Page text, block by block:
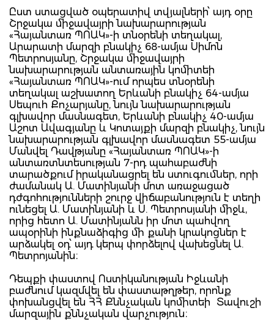
Ըստ ստացված օպերատիվ տվյալների՝ այդ օրը
Շրջակա միջավայրի նախարարության
«Հայանտառ ՊՈԱԿ»-ի տնօրենի տեղակալ,
Արարատի մարզի բնակիչ 68-ամյա Սիմոն
Պետրոսյանը, Շրջակա միջավայրի
նախարարության անտառային կոմիտեի
«Հայանտառ ՊՈԱԿ»-ում որպես տնօրենի
տեղակալ աշխատող Երևանի բնակիչ 64-ամյա
Սեպուհ Քոչարյանը, նույն նախարարության
գլխավոր մասնագետ, Երևանի բնակիչ 40-ամյա
Աշոտ Ավագյանը և Կոտայքի մարզի բնակիչ, նույն
նախարարության գլխավոր մասնագետ 55-ամյա
Մանվել Դավթյանը «Հայանտառ ՊՈԱԿ»-ի
անտառտնտեսության 7-րդ պահաբաժնի
տարածքում իրականացրել են ստուգումներ, որի
ժամանակ Ա. Մատինյանի մոտ առաջացած
դժգոհությունների շուրջ վիճաբանություն է տեղի
ունեցել Ա. Մատինյանի և Ս. Պետրոսյանի միջև,
որից հետո Ա. Մատինյանն իր մոտ պահվող
ապօրինի ինքնաձիգից մի քանի կրակոցներ է
արձակել օդ՝ այդ կերպ փորձելով վախեցնել Ա.
Պետրոյանին։
Դեպքի փաստով Ոստիկանության Իջևանի
բաժնում կազմվել են փաստաթղթեր, որոնք
փոխանցվել են ՀՀ Քննչական կոմիտեի Տավուշի
մարզային քննչական վարչություն։